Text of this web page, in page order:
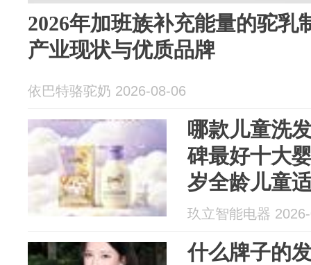
2026年加班族补充能量的驼乳
产业现状与优质品牌
依巴特骆驼奶 2026-08-06
哪款儿童洗
碑最好十大
岁全龄儿童
玖立智能电器
什么牌子的